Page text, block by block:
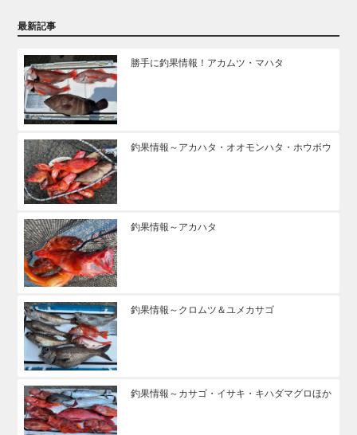
最新記事
勝手に釣果情報！アカムツ・マハタ
釣果情報～アカハタ・オオモンハタ・ホウボウ
釣果情報～アカハタ
釣果情報～クロムツ＆ユメカサゴ
釣果情報～カサゴ・イサキ・キハダマグロほか